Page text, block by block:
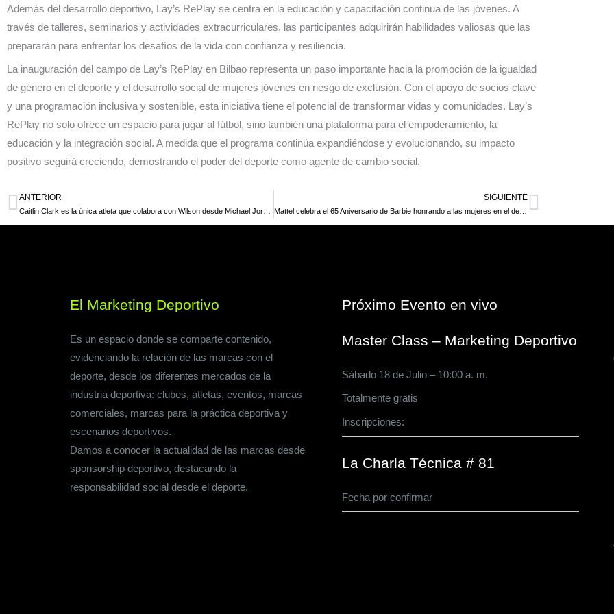
Además del desarrollo deportivo, Lay’s RePlay se centra en la educación y capacitación continua de las jóvenes. A
través de talleres, seminarios y actividades extracurriculares, las participantes adquirirán habilidades valiosas que las
prepararán para enfrentar los desafíos de la vida con confianza y resiliencia.
La inauguración del campo de Lay’s RePlay en Bilbao representa un paso importante hacia la promoción de la igualdad
de género en el deporte y el desarrollo social de mujeres jóvenes en riesgo de exclusión. Con el apoyo de socios clave
y una programación inclusiva y sostenible, esta iniciativa tiene el potencial de transformar vidas y comunidades. Lay’s
RePlay no solo ofrece un espacio para jugar al fútbol, sino también una plataforma para el empoderamiento, la
educación y la integración social. A medida que el programa continúa expandiéndose y evolucionando, su impacto
positivo seguirá creciendo, demostrando el poder del deporte como agente de cambio social.
Ant
ANTERIOR SIGUIENTE
Mattel celebra el 65 Aniversario de Barbie honrando a las mujeres en el deporte Siguiente
El Marketing Deportivo
Es un espacio donde se comparte contenido,
evidenciando la relación de las marcas con el
deporte, desde los diferentes mercados de la
industria deportiva: clubes, atletas, eventos, marcas
comerciales, marcas para la práctica deportiva y
escenarios deportivos.
Damos a conocer la actualidad de las marcas desde
sponsorship deportivo, destacando la
responsabilidad social desde el deporte.
Próximo Evento en vivo
Master Class – Marketing Deportivo
Sábado 18 de Julio – 10:00 a. m.
Totalmente gratis
Inscripciones:
La Charla Técnica # 81
Fecha por confirmar